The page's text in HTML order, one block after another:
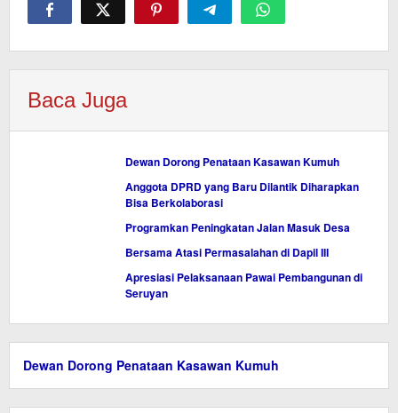
Baca Juga
Dewan Dorong Penataan Kasawan Kumuh
Anggota DPRD yang Baru Dilantik Diharapkan
Bisa Berkolaborasi
Programkan Peningkatan Jalan Masuk Desa
Bersama Atasi Permasalahan di Dapil III
Apresiasi Pelaksanaan Pawai Pembangunan di
Seruyan
Dewan Dorong Penataan Kasawan Kumuh